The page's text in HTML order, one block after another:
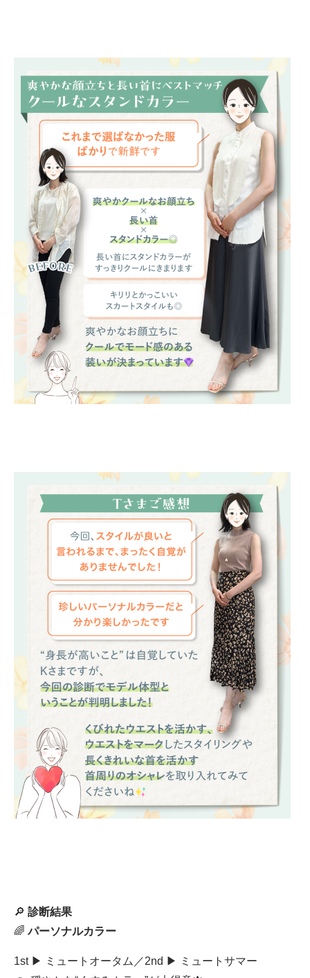
🔎 診断結果
🌈パーソナルカラー
1st ▶︎ ミュートオータム／2nd ▶︎ ミュートサマー